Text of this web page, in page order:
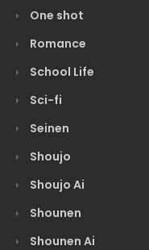
One shot
Romance
School Life
Sci-fi
Seinen
Shoujo
Shoujo Ai
Shounen
Shounen Ai